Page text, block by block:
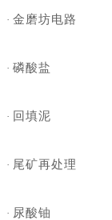
· 金磨坊电路
· 磷酸盐
· 回填泥
· 尾矿再处理
· 尿酸铀